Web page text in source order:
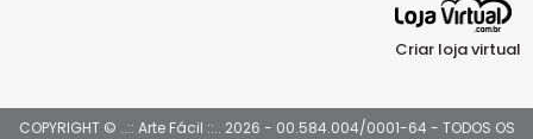
Criar loja virtual
COPYRIGHT © ..:: Arte Fácil ::.. 2026 - 00.584.004/0001-64 - TODOS OS